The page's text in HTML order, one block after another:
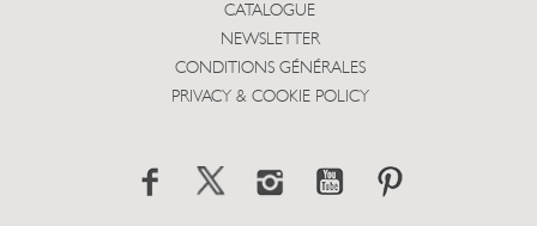
CATALOGUE
NEWSLETTER
CONDITIONS GÉNÉRALES
PRIVACY & COOKIE POLICY